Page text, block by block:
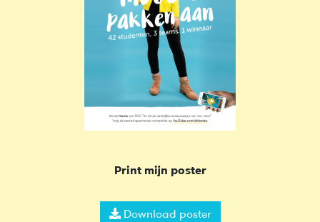
Print mijn poster
Download poster